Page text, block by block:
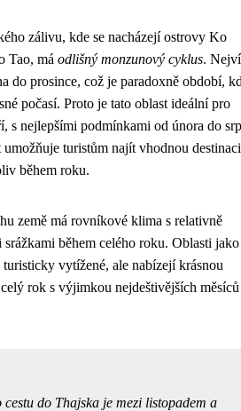
zálivu, kde se nacházejí ostrovy Ko
Tao, má odlišný monzunový cyklus.
do prosince, což je paradoxně období,
počasí. Proto je tato oblast ideální pro
s nejlepšími podmínkami od února do
turistům najít vhodnou
během roku.
země má rovníkové klima s relativně
během celého roku. Oblasti jako
turisticky vytížené, ale nabízejí krásnou
rok s výjimkou nejdeštivějších měsíců
cestu do Thajska je mezi listopadem a